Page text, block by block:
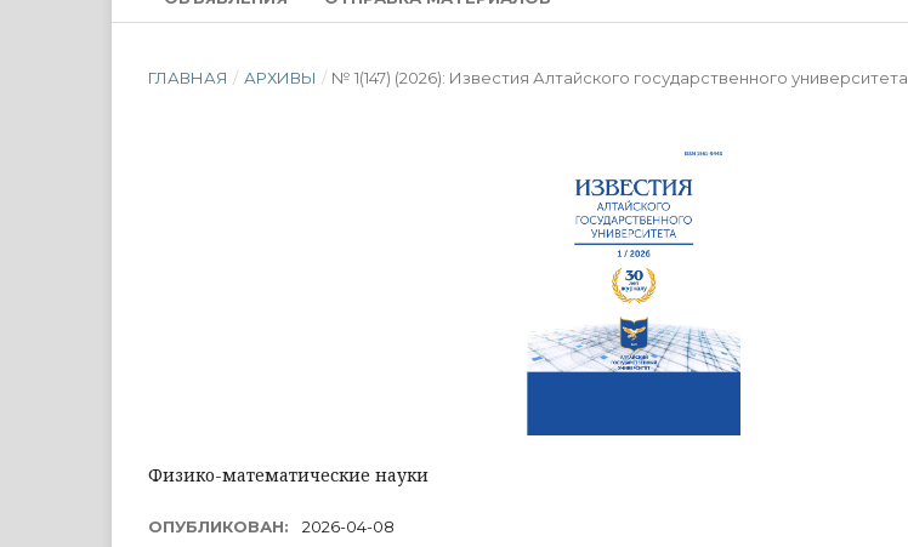
ГЛАВНАЯ / АРХИВЫ / № 1(147) (2026): Известия Алтайского государственного университета
Физико-математические науки
ОПУБЛИКОВАН: 2026-04-08